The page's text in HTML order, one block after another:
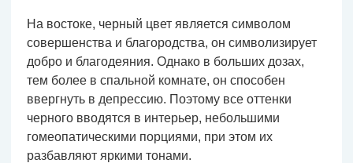
На востоке, черный цвет является символом
совершенства и благородства, он символизирует
добро и благодеяния. Однако в больших дозах,
тем более в спальной комнате, он способен
ввергнуть в депрессию. Поэтому все оттенки
черного вводятся в интерьер, небольшими
гомеопатическими порциями, при этом их
разбавляют яркими тонами.